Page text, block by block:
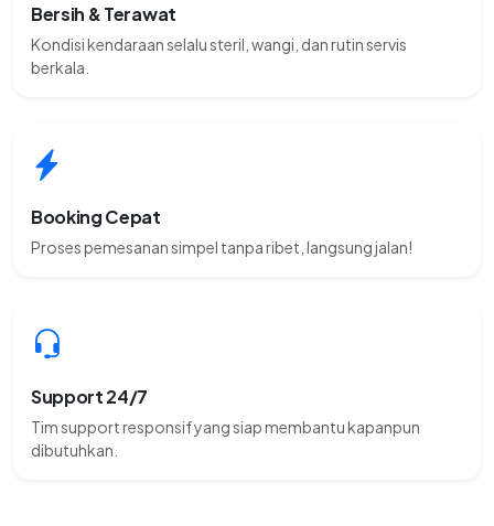
Bersih & Terawat
Kondisi kendaraan selalu steril, wangi, dan rutin servis
berkala.
Booking Cepat
Proses pemesanan simpel tanpa ribet, langsung jalan!
Support 24/7
Tim support responsif yang siap membantu kapanpun
dibutuhkan.